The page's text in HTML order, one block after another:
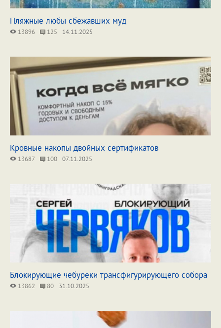
Пляжные любы сбежавших муд
13896 125 14.11.2025
Кровные накопы двойных сертификатов
13687 100 07.11.2025
Блокирующие чебуреки трансфигурирующего собора
13862 80 31.10.2025